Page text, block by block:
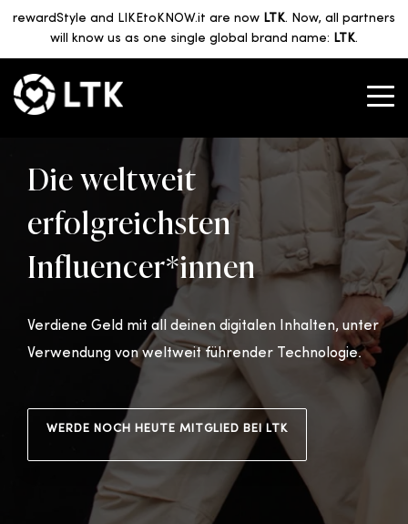
rewardStyle and LIKEtoKNOW.it are now LTK. Now, all partners
will know us as one single global brand name: LTK.
Die weltweit
erfolgreichsten
Influencer*innen
Verdiene Geld mit all deinen digitalen Inhalten, unter
Verwendung von weltweit führender Technologie.
WERDE NOCH HEUTE MITGLIED BEI LTK